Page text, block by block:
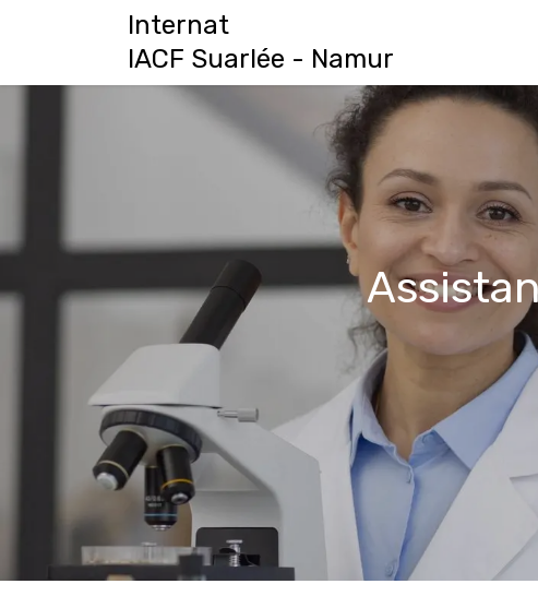
Se rendre au contenuInternat
IACF Suarlé​e - Namur